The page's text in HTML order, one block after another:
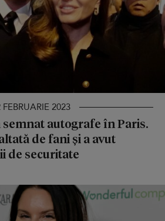
2023
autografe în Paris.
de fani și a avut
de securitate